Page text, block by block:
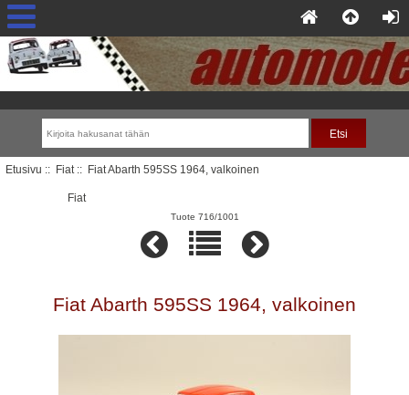
Etusivu :: Fiat:: Fiat Abarth 595SS 1964, valkoinen
Fiat
Tuote 716/1001
Fiat Abarth 595SS 1964, valkoinen